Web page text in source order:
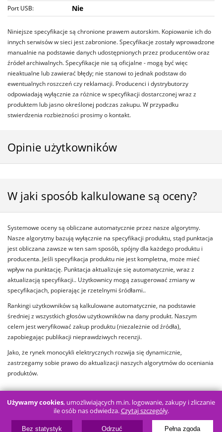
Port USB: Nie
Niniejsze specyfikacje są chronione prawem autorskim. Kopiowanie ich do
innych serwisów w sieci jest zabronione. Specyfikacje zostały wprowadzone
manualnie na podstawie danych udostępnionych przez producentów oraz
źródeł archiwalnych. Specyfikacje nie są oficjalne - mogą być więc
nieaktualne lub zawierać błędy; nie stanowi to jednak podstaw do
ewentualnych roszczeń czy reklamacji. Producenci i dystrybutorzy
odpowiadają wyłącznie za różnice w specyfikacji dostarczonej wraz z
produktem lub jasno określonej podczas zakupu. W przypadku
stwierdzenia rozbieżności prosimy o kontakt.
Opinie użytkowników
W jaki sposób kalkulowane są oceny?
Systemowe oceny są obliczane automatycznie przez nasze algorytmy.
Nasze algorytmy bazują wyłącznie na specyfikacji produktu, stąd punktacja
jest obliczana zawsze w ten sam sposób, spójny dla każdego produktu i
producenta. Jeśli specyfikacja produktu nie jest kompletna, może mieć
wpływ na punktację. Punktacja aktualizuje się automatycznie, wraz z
aktualizacją specyfikacji.. Użytkownicy mogą zasugerować zmiany w
specyfikacjach, popierając je rzetelnymi śródłami..
Rankingi użytkowników są kalkulowane automatycznie, na podstawie
średniej z wszystkich głosów użytkowników na dany produkt. Naszym
celem jest weryfikować zakup produktu (niezależnie od źródła),
zapobiegając publikacji nieprawdziwych recenzji.
Jako, że rynek monocykli elektrycznych rozwija się dynamicznie,
zastrzegamy sobie prawo do aktualizacji naszych algorytmów do oceniania
produktów.
PRZEWIŃ Z POWROTEM DO GÓRY
Używamy cookies, umożliwiających m.in. logowanie, zakupy i zliczanie
ile osób nas odwiedza.Czytaj szczegóły.
Bez statystyk Odrzuć Pełna zgoda